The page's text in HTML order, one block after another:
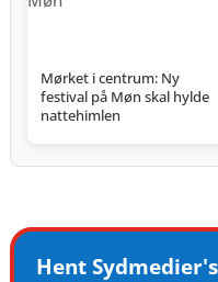
Mørket i centrum: Ny
festival på Møn skal hylde
nattehimlen
Hent